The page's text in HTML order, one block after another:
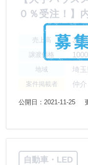
０％受注！】
売上高
譲渡価格
地域 埼
案件掲載者 仲介
公開日：2021-11-25
自動車・LED